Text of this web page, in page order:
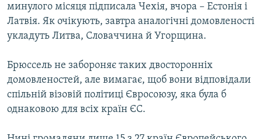
минулого місяця підписала Чехія, вчора – Естонія і
Латвія. Як очікують, завтра аналогічні домовленості
укладуть Литва, Словаччина й Угорщина.
Брюссель не забороняє таких двосторонніх
домовленостей, але вимагає, щоб вони відповідали
спільній візовій політиці Євросоюзу, яка була б
однаковою для всіх країн ЄС.